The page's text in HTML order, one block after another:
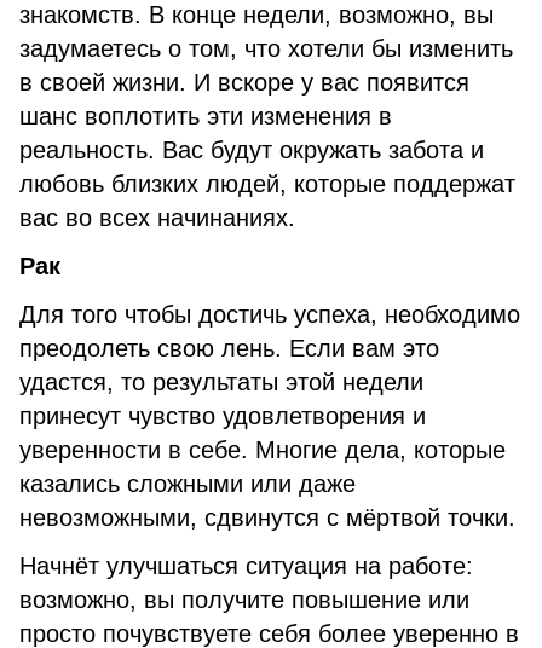
знакомств. В конце недели, возможно, вы
задумаетесь о том, что хотели бы изменить
в своей жизни. И вскоре у вас появится
шанс воплотить эти изменения в
реальность. Вас будут окружать забота и
любовь близких людей, которые поддержат
вас во всех начинаниях.
Рак
Для того чтобы достичь успеха, необходимо
преодолеть свою лень. Если вам это
удастся, то результаты этой недели
принесут чувство удовлетворения и
уверенности в себе. Многие дела, которые
казались сложными или даже
невозможными, сдвинутся с мёртвой точки.
Начнёт улучшаться ситуация на работе:
возможно, вы получите повышение или
просто почувствуете себя более уверенно в